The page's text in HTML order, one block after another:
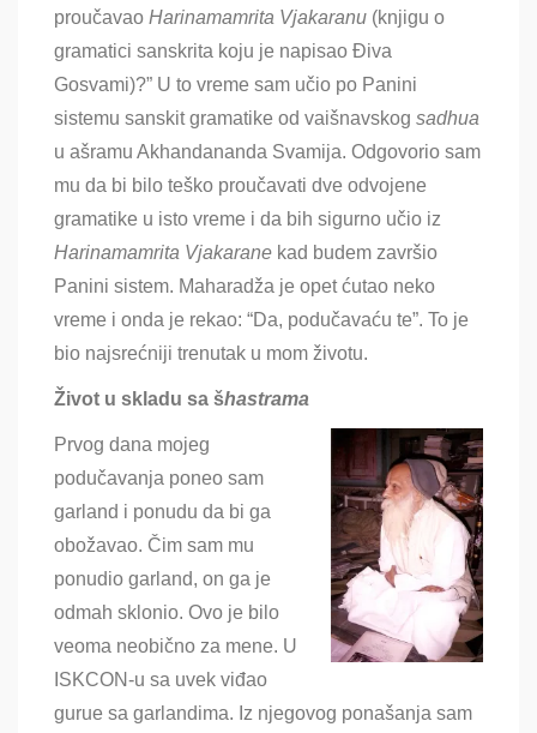
proučavao Harinamamrita Vjakaranu (knjigu o
gramatici sanskrita koju je napisao Điva
Gosvami)?” U to vreme sam učio po Panini
sistemu sanskit gramatike od vaišnavskog sadhua
u ašramu Akhandananda Svamija. Odgovorio sam
mu da bi bilo teško proučavati dve odvojene
gramatike u isto vreme i da bih sigurno učio iz
Harinamamrita Vjakarane kad budem završio
Panini sistem. Maharadža je opet ćutao neko
vreme i onda je rekao: “Da, podučavaću te”. To je
bio najsrećniji trenutak u mom životu.
Život u skladu sa šhastrama
Prvog dana mojeg
podučavanja poneo sam
garland i ponudu da bi ga
obožavao. Čim sam mu
ponudio garland, on ga je
odmah sklonio. Ovo je bilo
veoma neobično za mene. U
ISKCON-u sa uvek viđao
gurue sa garlandima. Iz njegovog ponašanja sam